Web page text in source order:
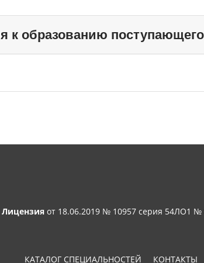
к образованию поступающего
Лицензия от 18.06.2019 № 10957 серия 54ЛО1 №
КАТАЛОГ СПЕЦИАЛЬНОСТЕЙ КОНТАКТЫ